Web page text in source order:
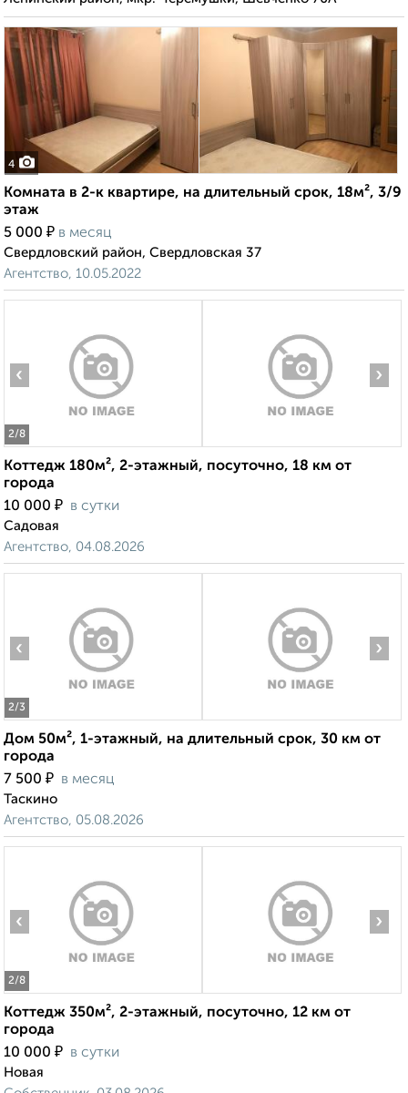
4
Комната в 2-к квартире, на длительный срок, 18м², 3/9
этаж
5 000 ₽ в месяц
Свердловский район, Свердловская 37
Агентство, 10.05.2022
2/8
‹ ›
Коттедж 180м², 2-этажный, посуточно, 18 км от
города
10 000 ₽ в сутки
Садовая
Агентство, 04.08.2026
2/3
‹ ›
Дом 50м², 1-этажный, на длительный срок, 30 км от
города
7 500 ₽ в месяц
Таскино
Агентство, 05.08.2026
2/8
‹ ›
Коттедж 350м², 2-этажный, посуточно, 12 км от
города
10 000 ₽ в сутки
Новая